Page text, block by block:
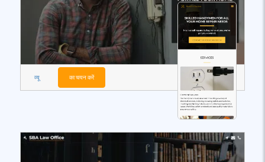
व्यू का चयन करें